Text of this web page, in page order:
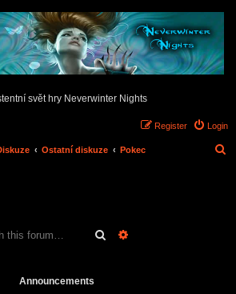
svět hry Neverwinter Nights
Login
Register
Ostatní diskuze Pokec
Search
Announcements